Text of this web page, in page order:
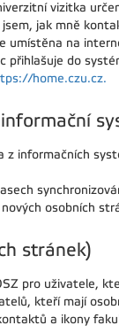
vizitka
jak mně
umístěna na
do
home.czu.cz.
informačních
osobních
stránek)
pro uživatele,
kteří mají
a ikony